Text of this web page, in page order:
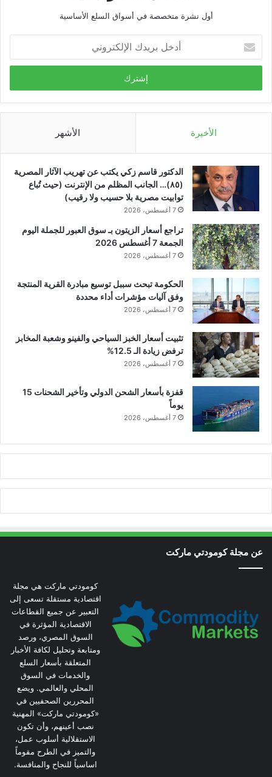
أول نشرة متخصصة في أسواق السلع الأساسية
بريدك
الإلكتروني
الأخيرة الأشهر
الدكتور قاسم زكي يكتب عن تهريب الآثار المصرية
(٨٥)… الجانب المظلم من الإنترنت (حيث تُباع
توابيت مصرية بلا حسيب ولا رقيب)
7 أغسطس، 2026
تراجع أسعار الزيتون بـ سوق العبور للجملة اليوم
الجمعة 7 أغسطس 2026
7 أغسطس، 2026
الحكومة تبحث سببل توسيع مبادرة القرية المنتجة
وفق آليات مؤشرات أداء محددة
7 أغسطس، 2026
تثبيت أسعار الخبز السياحي والفينو وشعبة المخابز
ترفض زيادة الـ 12.5%
7 أغسطس، 2026
قفزة بأسعار الشحن الدولي وتأخير الشحنات 15
يوماً
7 أغسطس، 2026
عن مجلة كومودتي ماركت
كومودتي ماركت هي مجلة
اقتصادية مستقلة تسعى إلى
التعبير عن جميع القطاعات
الاقتصادية المؤثرة في
السوق المصري، ورصد
ومتابعة وتحليل لكافة الأخبار
المتعلقة بأسعار السلع
والخدمات في السوق
المحلي والعالمي. ويضع
المحررين الصحفيين في
«كومودتي ماركت» المهنية
نصب أعينهم، وأن تكون
الاستقلالية أسلوب عمل،
والتميز في الطرح مقوماً
اساسياً للنجاح والمنافسة.